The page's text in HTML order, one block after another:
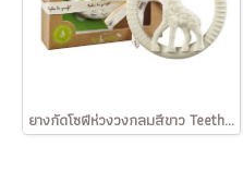
ยางกัดโซฟีห่วงวงกลมสีขาว Teething rings circle So'Pure